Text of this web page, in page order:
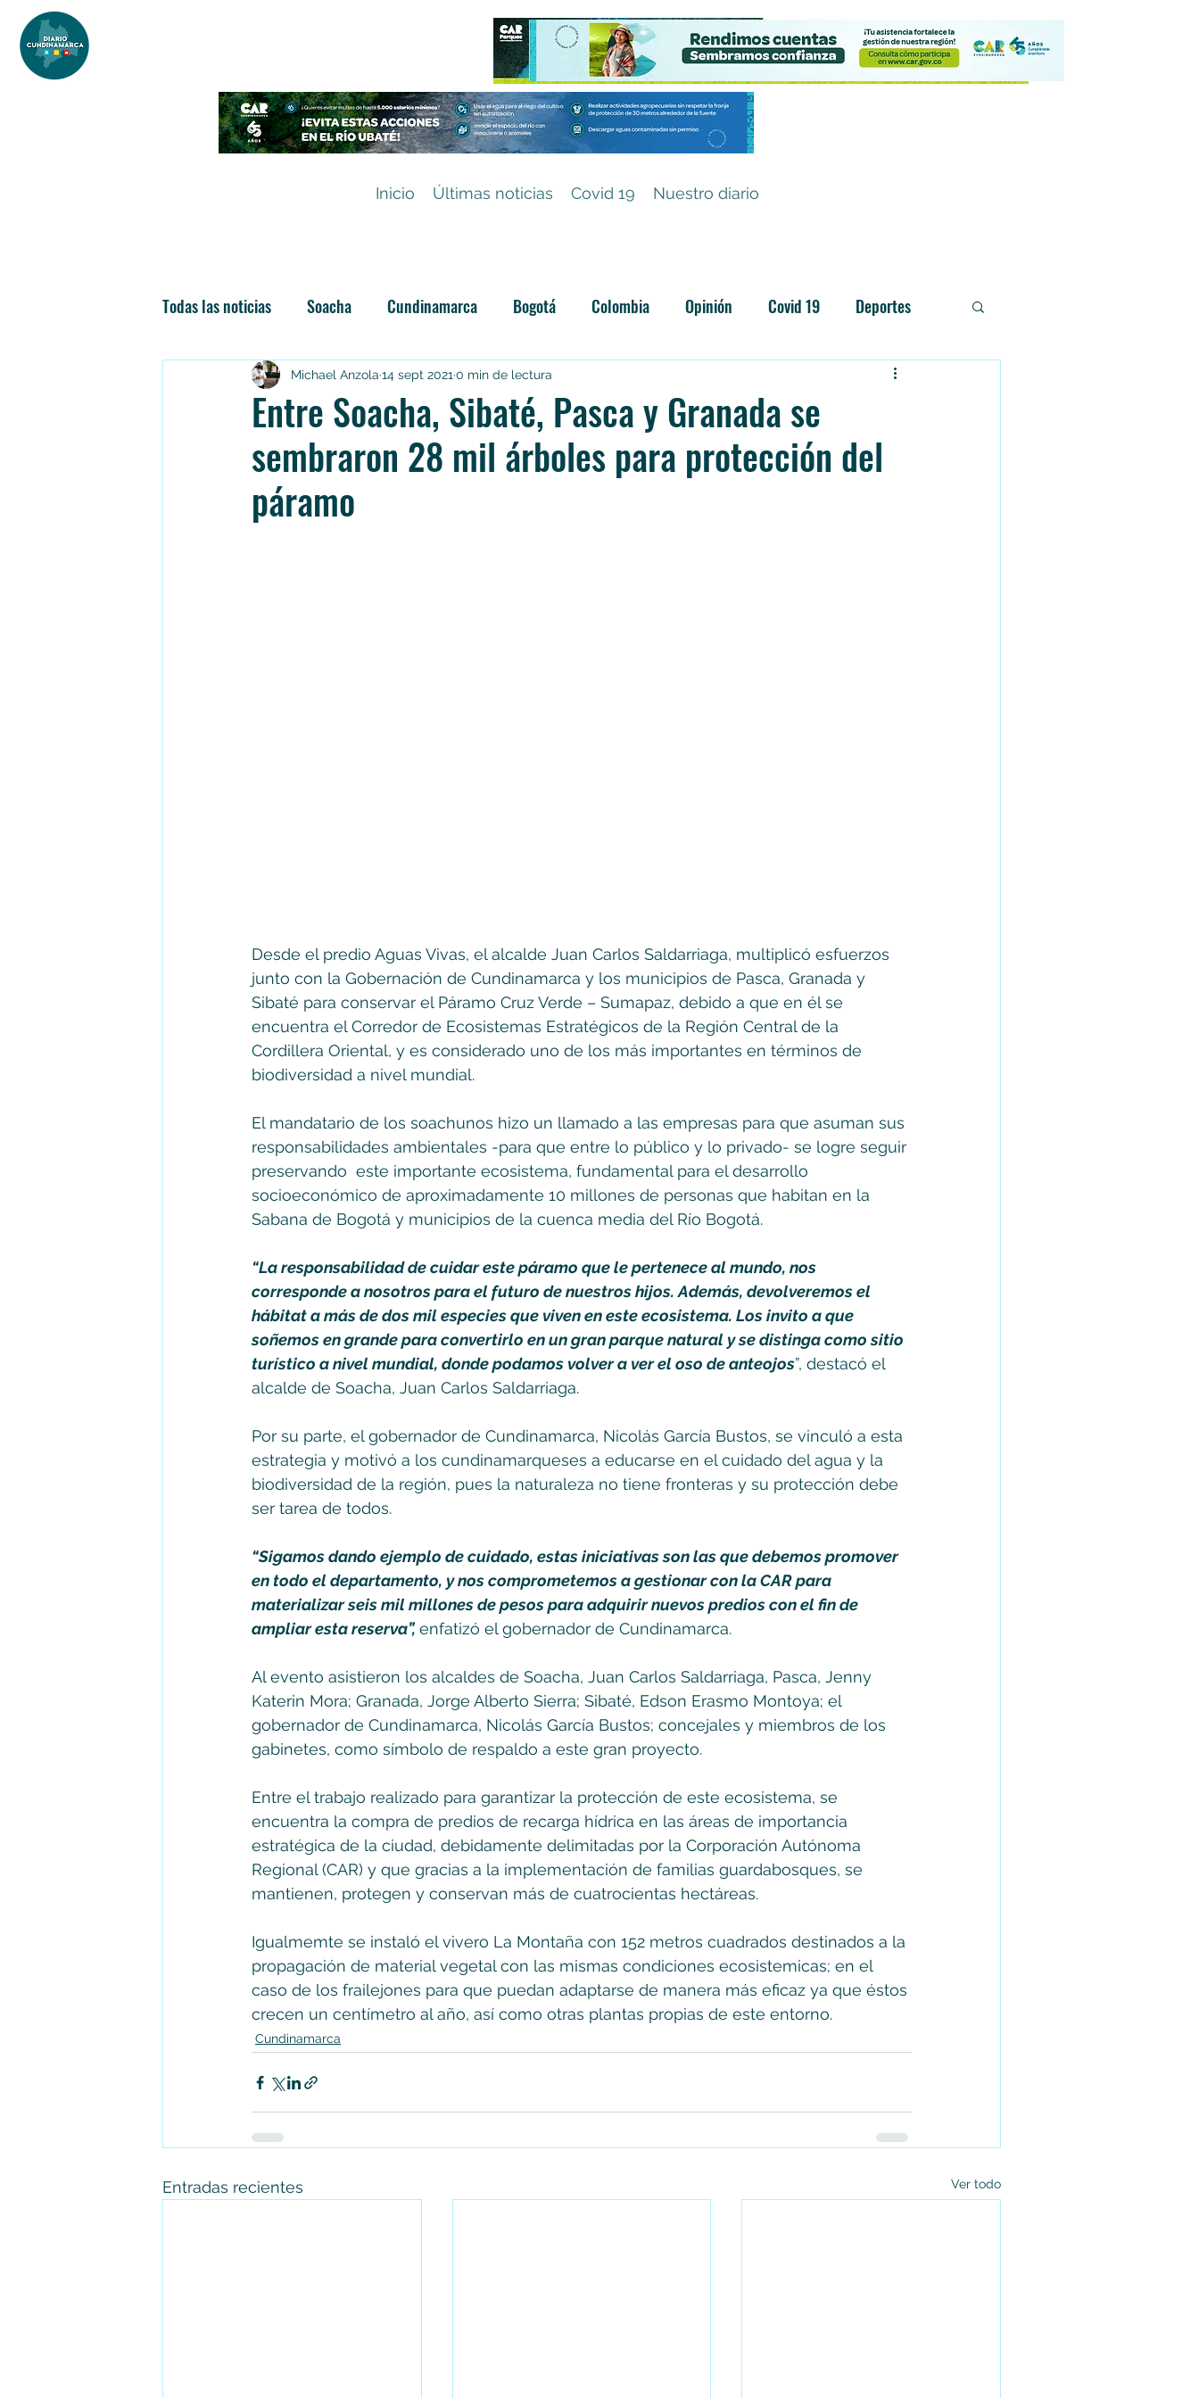
Inicio Últimas noticias Covid 19 Nuestro diario
Todas las noticias Soacha Cundinamarca Bogotá Colombia Opinión Covid 19 Deportes
Las nuevas soachunidades Categoría sin título
Entre Soacha, Sibaté, Pasca y Granada se
sembraron 28 mil árboles para protección del
páramo
Michael Anzola 14 sept 2021 0 min de lectura
Desde el predio Aguas Vivas, el alcalde Juan Carlos Saldarriaga, multiplicó esfuerzos
junto con la Gobernación de Cundinamarca y los municipios de Pasca, Granada y
Sibaté para conservar el Páramo Cruz Verde – Sumapaz, debido a que en él se
encuentra el Corredor de Ecosistemas Estratégicos de la Región Central de la
Cordillera Oriental, y es considerado uno de los más importantes en términos de
biodiversidad a nivel mundial.
El mandatario de los soachunos hizo un llamado a las empresas para que asuman sus
responsabilidades ambientales -para que entre lo público y lo privado- se logre seguir
preservando  este importante ecosistema, fundamental para el desarrollo
socioeconómico de aproximadamente 10 millones de personas que habitan en la
Sabana de Bogotá y municipios de la cuenca media del Río Bogotá.
“La responsabilidad de cuidar este páramo que le pertenece al mundo, nos
corresponde a nosotros para el futuro de nuestros hijos. Además, devolveremos el
hábitat a más de dos mil especies que viven en este ecosistema. Los invito a que
soñemos en grande para convertirlo en un gran parque natural y se distinga como sitio
turístico a nivel mundial, donde podamos volver a ver el oso de anteojos”, destacó el
alcalde de Soacha, Juan Carlos Saldarriaga.
Por su parte, el gobernador de Cundinamarca, Nicolás García Bustos, se vinculó a esta
estrategia y motivó a los cundinamarqueses a educarse en el cuidado del agua y la
biodiversidad de la región, pues la naturaleza no tiene fronteras y su protección debe
ser tarea de todos.
“Sigamos dando ejemplo de cuidado, estas iniciativas son las que debemos promover
en todo el departamento, y nos comprometemos a gestionar con la CAR para
materializar seis mil millones de pesos para adquirir nuevos predios con el fin de
ampliar esta reserva”, enfatizó el gobernador de Cundinamarca.
Al evento asistieron los alcaldes de Soacha, Juan Carlos Saldarriaga, Pasca, Jenny
Katerin Mora; Granada, Jorge Alberto Sierra; Sibaté, Edson Erasmo Montoya; el
gobernador de Cundinamarca, Nicolás García Bustos; concejales y miembros de los
gabinetes, como símbolo de respaldo a este gran proyecto.
Entre el trabajo realizado para garantizar la protección de este ecosistema, se
encuentra la compra de predios de recarga hídrica en las áreas de importancia
estratégica de la ciudad, debidamente delimitadas por la Corporación Autónoma
Regional (CAR) y que gracias a la implementación de familias guardabosques, se
mantienen, protegen y conservan más de cuatrocientas hectáreas.
Igualmemte se instaló el vivero La Montaña con 152 metros cuadrados destinados a la
propagación de material vegetal con las mismas condiciones ecosistemicas; en el
caso de los frailejones para que puedan adaptarse de manera más eficaz ya que éstos
crecen un centímetro al año, así como otras plantas propias de este entorno.
Cundinamarca
Entradas recientes Ver todo